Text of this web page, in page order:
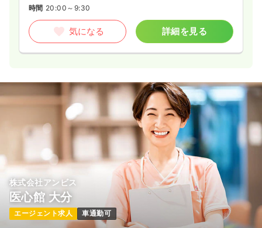
時間 20:00～9:30
気になる 詳細を見る
株式会社アンビス
医心館 大分
エージェント求人 車通勤可